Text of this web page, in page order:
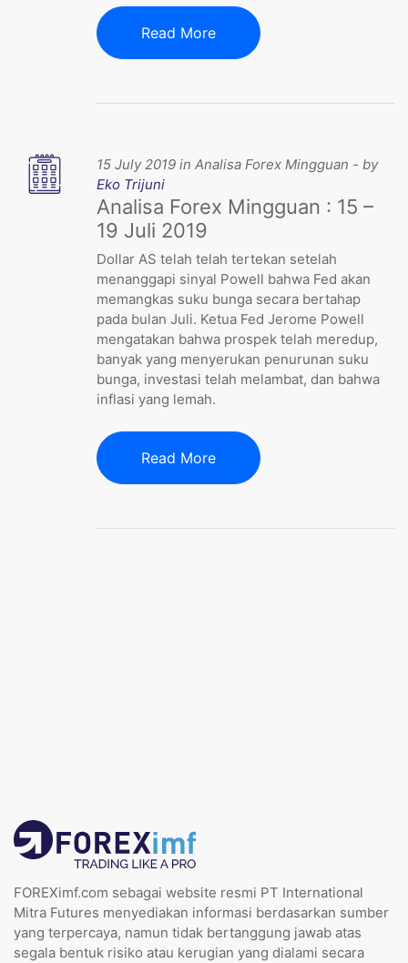
Read More
15 July 2019 in Analisa Forex Mingguan - by
Eko Trijuni
Analisa Forex Mingguan : 15 –
19 Juli 2019
Dollar AS telah telah tertekan setelah
menanggapi sinyal Powell bahwa Fed akan
memangkas suku bunga secara bertahap
pada bulan Juli. Ketua Fed Jerome Powell
mengatakan bahwa prospek telah meredup,
banyak yang menyerukan penurunan suku
bunga, investasi telah melambat, dan bahwa
inflasi yang lemah.
Read More
FOREXimf.com sebagai website resmi PT International
Mitra Futures menyediakan informasi berdasarkan sumber
yang terpercaya, namun tidak bertanggung jawab atas
segala bentuk risiko atau kerugian yang dialami secara